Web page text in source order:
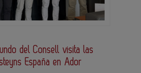
del Consell visita las
España en Ador